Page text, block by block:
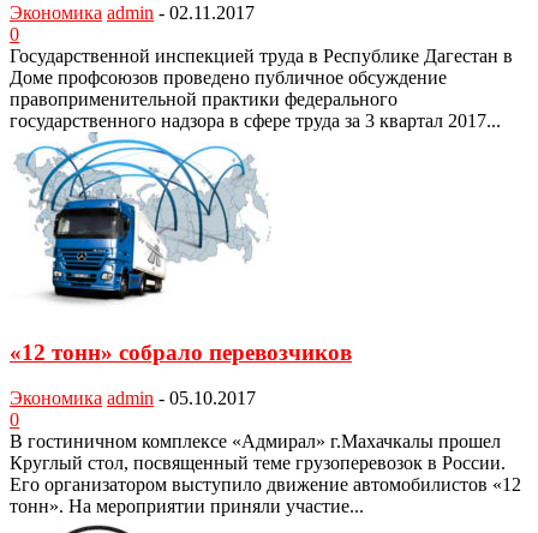
Экономика admin - 02.11.2017
0
Государственной инспекцией труда в Республике Дагестан в
Доме про­фсоюзов проведено публичное обсуж­дение
правоприменительной практики федерального
государственного над­зора в сфере труда за 3 квартал 2017...
«12 тонн» собрало перевозчиков
Экономика admin - 05.10.2017
0
В гостиничном комплексе «Адми­рал» г.Махачкалы прошел
Круглый стол, посвященный теме грузопе­ревозок в России.
Его организато­ром выступило движение автомо­билистов «12
тонн». На мероприя­тии приняли участие...